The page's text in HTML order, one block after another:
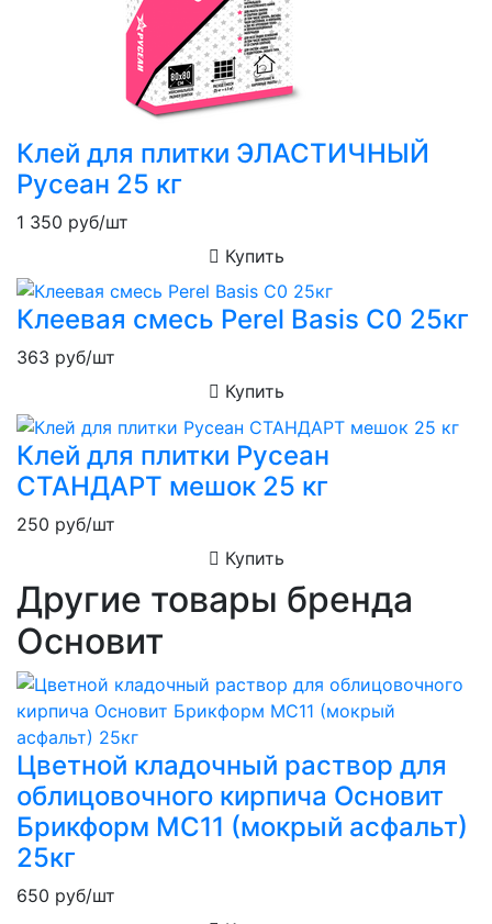
Клей для плитки ЭЛАСТИЧНЫЙ
Русеан 25 кг
1 350 руб/шт
Купить
Клеевая смесь Perel Basis C0 25кг
363 руб/шт
Купить
Клей для плитки Русеан
СТАНДАРТ мешок 25 кг
250 руб/шт
Купить
Другие товары бренда
Основит
Цветной кладочный раствор для
облицовочного кирпича Основит
Брикформ MC11 (мокрый асфальт)
25кг
650 руб/шт